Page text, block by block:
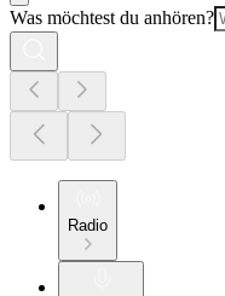
Was möchtest du anhören?
Radio